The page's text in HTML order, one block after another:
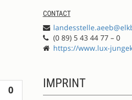
0Votes
CONTACT
(0 89) 5 43 44 77 – 0
https://www.lux-
IMPRINT